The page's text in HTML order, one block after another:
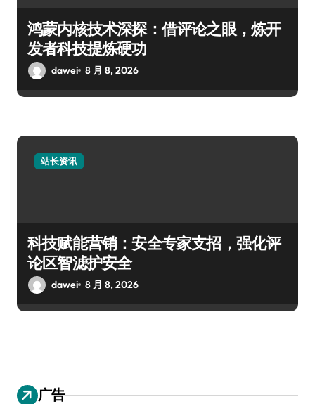
鸿蒙内核技术深探：借评论之眼，炼开
发者科技提炼硬功
dawei 8 月 8, 2026
站长资讯
科技赋能营销：安全专家支招，强化评
论区智滤护安全
dawei 8 月 8, 2026
广告